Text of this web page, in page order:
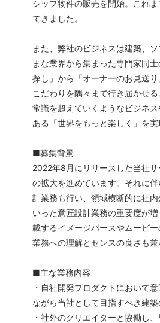
シップ物件の販売を開始。これ
てきました。
また、弊社のビジネスは建築、
まな業界から集まった専門家同
探し」から「オーナーのお見送
こだわりを隅々まで行き届かせ
常識を超えていくようなビジネ
ある「世界をもっと楽しく」を実
■募集背景
2022年8月にリリースした当社
の拡大を進めています。それに
計業務も行い、領域横断的に社
いった意匠設計業務の重要度が
載するイメージパースやムービ
業務への理解とセンスの良さも
■主な業務内容
・自社開発プロダクトにおいて
ながら当社として目指すべき建
・社外のクリエイターと協働し